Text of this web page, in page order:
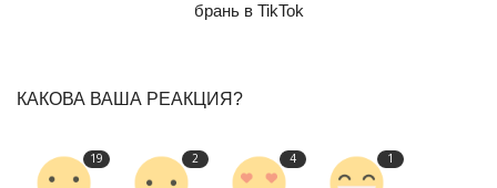
брань в TikTok
КАКОВА ВАША РЕАКЦИЯ?
19 2 4 1